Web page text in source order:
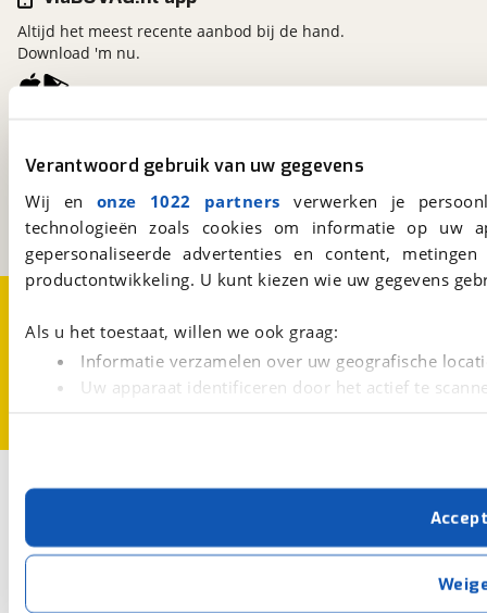
Verantwoord gebruik van uw gegevens
Wij en onze 1022 partners verwerken je
technologieën zoals cookies om informatie op
gepersonaliseerde advertenties en content,
productontwikkeling. U kunt kiezen wie uw gegevens
Als u het toestaat, willen we ook graag:
Informatie verzamelen over uw geografische
Uw apparaat identificeren door het actief te
Met cookies en vergelijkbare technieken zorgen we
cookies zorgen ervoor dat de website goed werkt.
verbeteren. We tonen je graag relevante advertenties
buiten onze website volgt – uiteraard op
privacyverklaring
. Als je weigert, plaatsen we alleen
Kosterijland 15
Een initiatief van
BOVAG
Altijd het meest recente aanbod bij de hand.
Download 'm nu.
Cookievoorkeuren
Vacatures